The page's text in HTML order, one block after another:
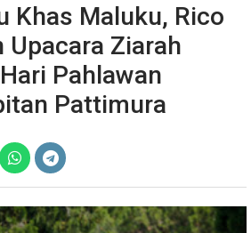
Khas Maluku, Rico
Upacara Ziarah
Pahlawan
Pattimura